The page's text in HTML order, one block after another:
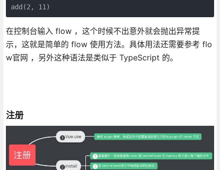
add(2, 11)
在控制台输入 flow ，这个时候不出意外就会抛出异常提
示，这就是简单的 flow 使用方法。具体用法还需要参考 flo
w官网 ，另外这种语法是类似于 TypeScript 的。
注册